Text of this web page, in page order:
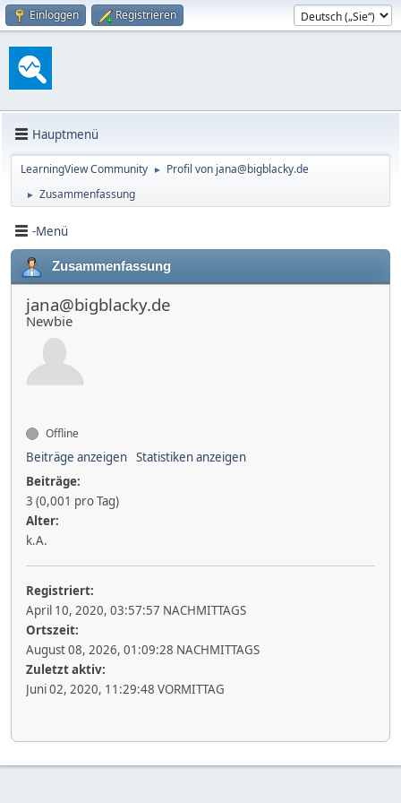
Einloggen Registrieren
Hauptmenü
LearningView Community ► Profil von jana@bigblacky.de
► Zusammenfassung
-Menü
Zusammenfassung
jana@bigblacky.de
Newbie
Offline
Beiträge anzeigen Statistiken anzeigen
Beiträge:
3 (0,001 pro Tag)
Alter:
k.A.
Registriert:
April 10, 2020, 03:57:57 NACHMITTAGS
Ortszeit:
August 08, 2026, 01:09:28 NACHMITTAGS
Zuletzt aktiv:
Juni 02, 2020, 11:29:48 VORMITTAG